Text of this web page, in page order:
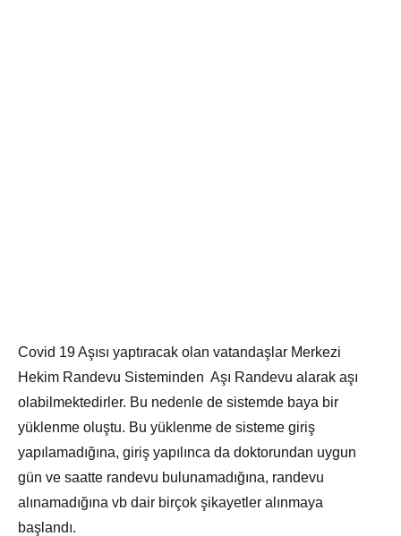
Covid 19 Aşısı yaptıracak olan vatandaşlar Merkezi
Hekim Randevu Sisteminden Aşı Randevu alarak aşı
olabilmektedirler. Bu nedenle de sistemde baya bir
yüklenme oluştu. Bu yüklenme de sisteme giriş
yapılamadığına, giriş yapılınca da doktorundan uygun
gün ve saatte randevu bulunamadığına, randevu
alınamadığına vb dair birçok şikayetler alınmaya
başlandı.